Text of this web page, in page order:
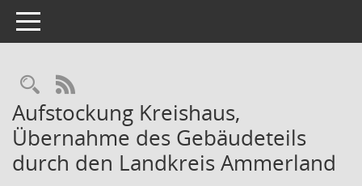
Toggle navigation
Rechercheauswahl
RSS-Feed
Aufstockung Kreishaus,
Übernahme des Gebäudeteils
durch den Landkreis Ammerland